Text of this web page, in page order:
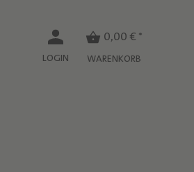
LOGIN
0,00 € *
WARENKORB